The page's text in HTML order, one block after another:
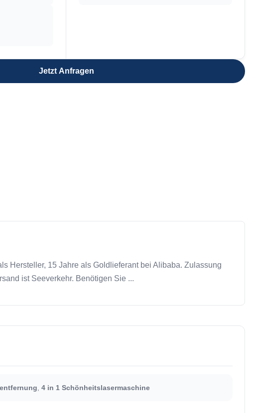
Jetzt Anfragen
Hersteller, 15 Jahre als Goldlieferant bei Alibaba. Zulassung
ist Seeverkehr. Benötigen Sie ...
4 in 1 Schönheitslasermaschine